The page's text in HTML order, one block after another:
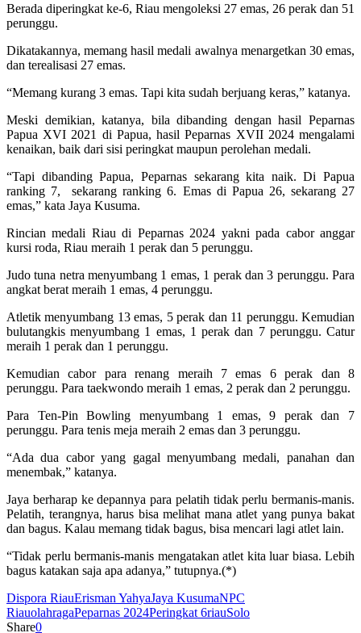
Berada diperingkat ke-6, Riau mengoleksi 27 emas, 26 perak dan 51
perunggu.
Dikatakannya, memang hasil medali awalnya menargetkan 30 emas,
dan terealisasi 27 emas.
“Memang kurang 3 emas. Tapi kita sudah berjuang keras,” katanya.
Meski demikian, katanya, bila dibanding dengan hasil Peparnas
Papua XVI 2021 di Papua, hasil Peparnas XVII 2024 mengalami
kenaikan, baik dari sisi peringkat maupun perolehan medali.
“Tapi dibanding Papua, Peparnas sekarang kita naik. Di Papua
ranking 7, sekarang ranking 6. Emas di Papua 26, sekarang 27
emas,” kata Jaya Kusuma.
Rincian medali Riau di Peparnas 2024 yakni pada cabor anggar
kursi roda, Riau meraih 1 perak dan 5 perunggu.
Judo tuna netra menyumbang 1 emas, 1 perak dan 3 perunggu. Para
angkat berat meraih 1 emas, 4 perunggu.
Atletik menyumbang 13 emas, 5 perak dan 11 perunggu. Kemudian
bulutangkis menyumbang 1 emas, 1 perak dan 7 perunggu. Catur
meraih 1 perak dan 1 perunggu.
Kemudian cabor para renang meraih 7 emas 6 perak dan 8
perunggu. Para taekwondo meraih 1 emas, 2 perak dan 2 perunggu.
Para Ten-Pin Bowling menyumbang 1 emas, 9 perak dan 7
perunggu. Para tenis meja meraih 2 emas dan 3 perunggu.
“Ada dua cabor yang gagal menyumbang medali, panahan dan
menembak,” katanya.
Jaya berharap ke depannya para pelatih tidak perlu bermanis-manis.
Pelatih, terangnya, harus bisa melihat mana atlet yang punya bakat
dan bagus. Kalau memang tidak bagus, bisa mencari lagi atlet lain.
“Tidak perlu bermanis-manis mengatakan atlet kita luar biasa. Lebih
bagus katakan saja apa adanya,” tutupnya.(*)
Dispora RiauErisman YahyaJaya KusumaNPC
RiauolahragaPeparnas 2024Peringkat 6riauSolo
Share0